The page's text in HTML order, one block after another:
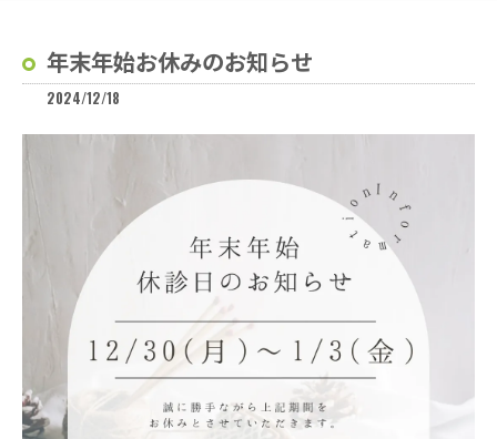
年末年始お休みのお知らせ
2024/12/18